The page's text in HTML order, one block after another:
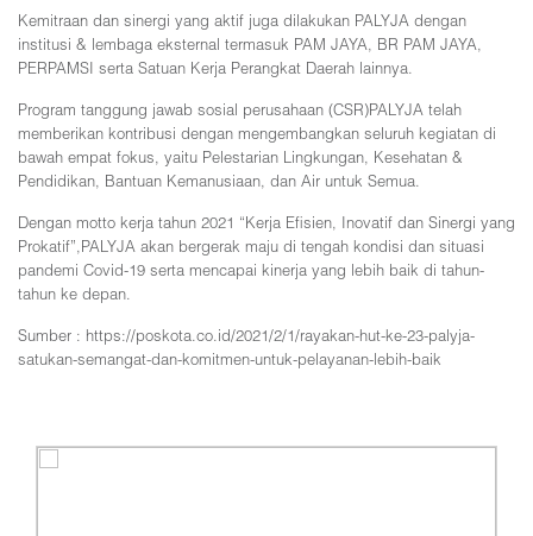
Kemitraan dan sinergi yang aktif juga dilakukan PALYJA dengan
institusi & lembaga eksternal termasuk PAM JAYA, BR PAM JAYA,
PERPAMSI serta Satuan Kerja Perangkat Daerah lainnya.
Program tanggung jawab sosial perusahaan (CSR)PALYJA telah
memberikan kontribusi dengan mengembangkan seluruh kegiatan di
bawah empat fokus, yaitu Pelestarian Lingkungan, Kesehatan &
Pendidikan, Bantuan Kemanusiaan, dan Air untuk Semua.
Dengan motto kerja tahun 2021 “Kerja Efisien, Inovatif dan Sinergi yang
Prokatif”,PALYJA akan bergerak maju di tengah kondisi dan situasi
pandemi Covid-19 serta mencapai kinerja yang lebih baik di tahun-
tahun ke depan.
Sumber : https://poskota.co.id/2021/2/1/rayakan-hut-ke-23-palyja-
satukan-semangat-dan-komitmen-untuk-pelayanan-lebih-baik